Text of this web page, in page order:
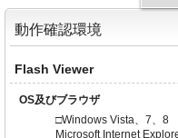
動作確認環境
Flash Viewer
OS及びブラウザ
□Windows Vista、7、8
Microsoft Internet